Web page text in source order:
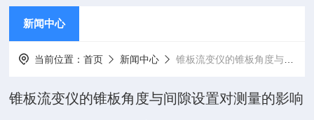
新闻中心
当前位置：首页 新闻中心 锥板流变仪的锥板角度与间隙设置对测量的影响
锥板流变仪的锥板角度与间隙设置对测量的影响